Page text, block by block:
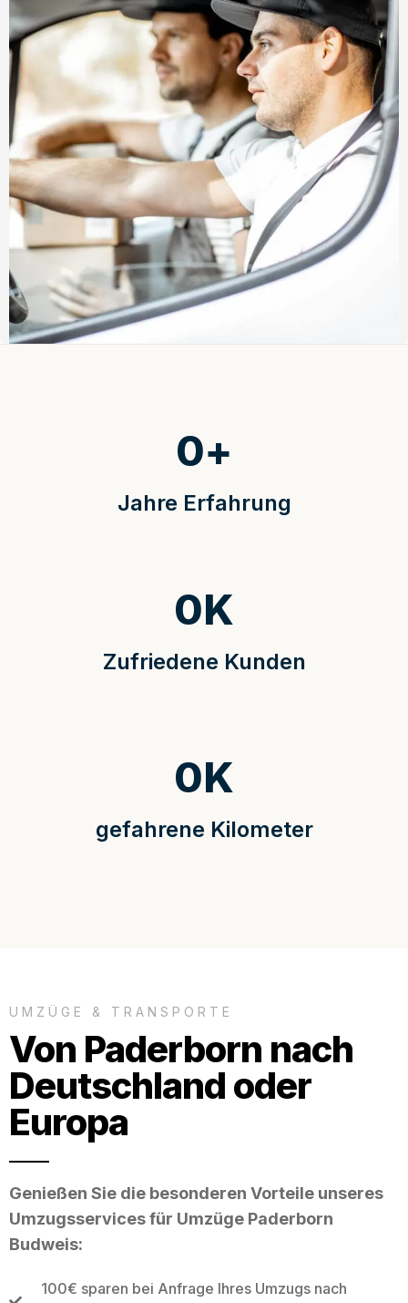
Jahre Erfahrung
0+
Zufriedene Kunden
0K
gefahrene Kilometer
0K
UMZÜGE & TRANSPORTE
Von Paderborn nach
Deutschland oder
Europa
Genießen Sie die besonderen Vorteile unseres
Umzugsservices für Umzüge Paderborn
Budweis:
100€ sparen bei Anfrage Ihres Umzugs nach